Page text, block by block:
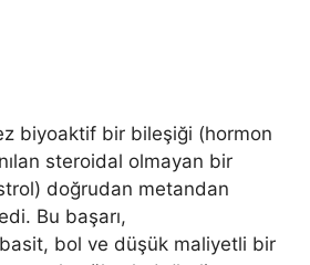
biyoaktif bir bileşiği (hormon
steroidal olmayan bir
doğrudan metandan
Bu başarı,
bol ve düşük maliyetli bir